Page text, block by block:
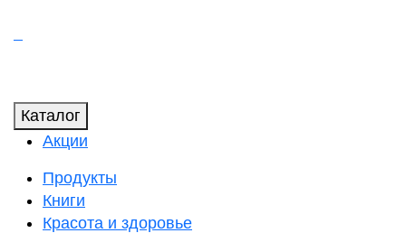
Каталог
Акции
Продукты
Книги
Красота и здоровье